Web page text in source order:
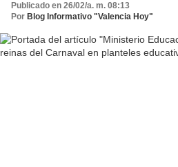
Publicado en 26/02/a. m. 08:13
Por Blog Informativo "Valencia Hoy"